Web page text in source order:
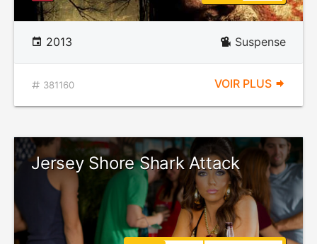
2013 Suspense
381160 VOIR PLUS
Jersey Shore Shark Attack